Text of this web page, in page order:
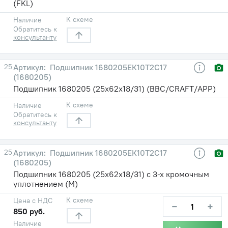
(FKL)
Наличие
Обратитесь к
консультанту
К схеме
25
Подшипник 1680205ЕК10Т2С17
(1680205)
Подшипник 1680205 (25х62х18/31) (BBC/CRAFT/APP)
Наличие
Обратитесь к
консультанту
К схеме
25
Подшипник 1680205ЕК10Т2С17
(1680205)
Подшипник 1680205 (25х62х18/31) с 3-х кромочным
уплотнением (М)
Наличие
Цена с НДС
850 руб.
К схеме − +